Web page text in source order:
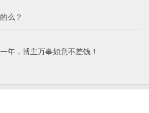
么？
年，博主万事如意不差钱！